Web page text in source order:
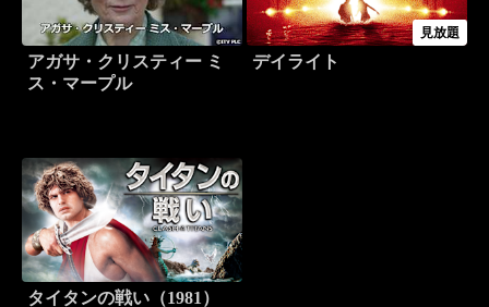
アガサ・クリスティー ミ
ス・マープル
見放題
デイライト
タイタンの戦い（1981）